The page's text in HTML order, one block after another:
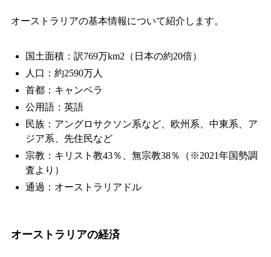
オーストラリアの基本情報について紹介します。
国土面積：訳769万km2（日本の約20倍）
人口：約2590万人
首都：キャンベラ
公用語：英語
民族：アングロサクソン系など、欧州系、中東系、ア
ジア系、先住民など
宗教：キリスト教43％、無宗教38％（※2021年国勢調
査より）
通過：オーストラリアドル
オーストラリアの経済